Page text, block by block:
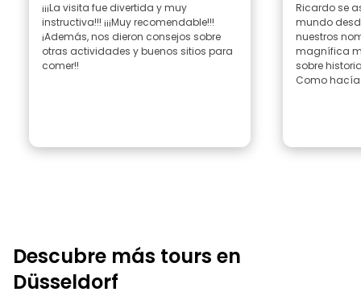
¡¡¡La visita fue divertida y muy
instructiva!!! ¡¡¡Muy recomendable!!!
¡Además, nos dieron consejos sobre
otras actividades y buenos sitios para
comer!!
Ricardo se
mundo
nuestros
magnífica
sobre
Como
Descubre más tours en
Düsseldorf